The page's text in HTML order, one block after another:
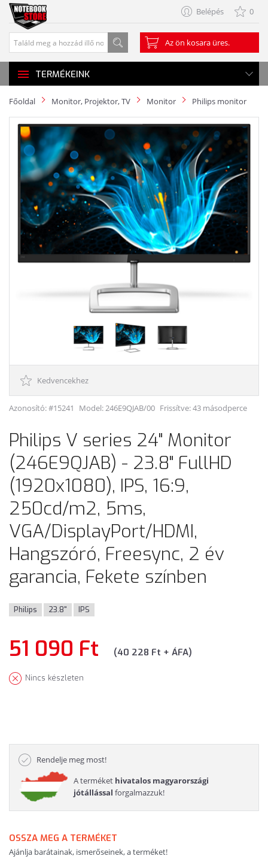
Belépés 0
Az ön kosara üres.
TERMÉKEINK
Főoldal Monitor, Projektor, TV Monitor Philips monitor
Kedvencekhez
Azonosító: #15241 Model:246E9QJAB/00 Frissítve: 43 másodperce
Philips V series 24" Monitor
(246E9QJAB) - 23.8" FullHD
(1920x1080), IPS, 16:9,
250cd/m2, 5ms,
VGA/DisplayPort/HDMI,
Hangszóró, Freesync, 2 év
garancia, Fekete színben
Philips 23.8" IPS
51 090 Ft (40 228 Ft + ÁFA)
Nincs készleten
Rendelje meg most!
A terméket hivatalos magyarországi
jótállással forgalmazzuk!
OSSZA MEG A TERMÉKET
Ajánlja barátainak, ismerőseinek, a terméket!